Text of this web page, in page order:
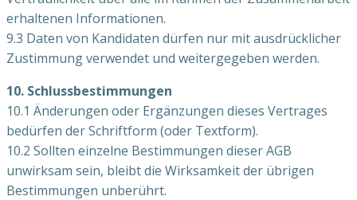
erhaltenen Informationen.
9.3 Daten von Kandidaten dürfen nur mit ausdrücklicher
Zustimmung verwendet und weitergegeben werden.
10. Schlussbestimmungen
10.1 Änderungen oder Ergänzungen dieses Vertrages
bedürfen der Schriftform (oder Textform).
10.2 Sollten einzelne Bestimmungen dieser AGB
unwirksam sein, bleibt die Wirksamkeit der übrigen
Bestimmungen unberührt.